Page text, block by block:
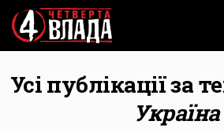
Перейти
до
основного
вмісту
Усі публікації за
Україна